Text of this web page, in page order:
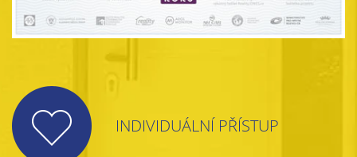
INDIVIDUÁLNÍ PŘÍSTUP